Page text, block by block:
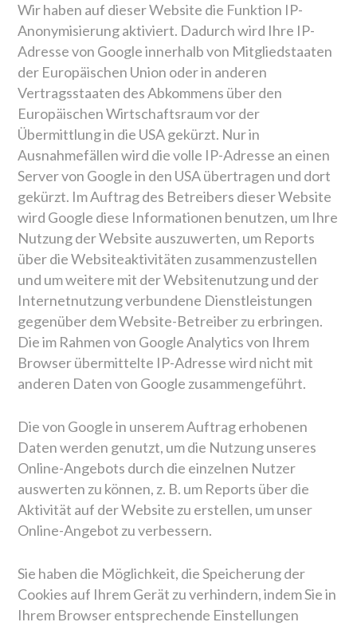
Wir haben auf dieser Website die Funktion IP-
Anonymisierung aktiviert. Dadurch wird Ihre IP-
Adresse von Google innerhalb von Mitgliedstaaten
der Europäischen Union oder in anderen
Vertragsstaaten des Abkommens über den
Europäischen Wirtschaftsraum vor der
Übermittlung in die USA gekürzt. Nur in
Ausnahmefällen wird die volle IP-Adresse an einen
Server von Google in den USA übertragen und dort
gekürzt. Im Auftrag des Betreibers dieser Website
wird Google diese Informationen benutzen, um Ihre
Nutzung der Website auszuwerten, um Reports
über die Websiteaktivitäten zusammenzustellen
und um weitere mit der Websitenutzung und der
Internetnutzung verbundene Dienstleistungen
gegenüber dem Website-Betreiber zu erbringen.
Die im Rahmen von Google Analytics von Ihrem
Browser übermittelte IP-Adresse wird nicht mit
anderen Daten von Google zusammengeführt.
Die von Google in unserem Auftrag erhobenen
Daten werden genutzt, um die Nutzung unseres
Online-Angebots durch die einzelnen Nutzer
auswerten zu können, z. B. um Reports über die
Aktivität auf der Website zu erstellen, um unser
Online-Angebot zu verbessern.
Sie haben die Möglichkeit, die Speicherung der
Cookies auf Ihrem Gerät zu verhindern, indem Sie in
Ihrem Browser entsprechende Einstellungen